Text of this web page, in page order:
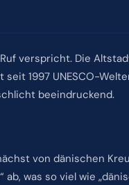
verspricht. Die
1997 UNESCO-
beeindruckend.
von dänischen
was so viel wie